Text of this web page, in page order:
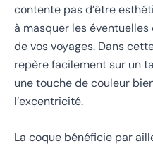
contente pas d’être
à masquer les
de vos voyages. Dans
repère facilement sur un
une touche de couleur
l’excentricité.
La coque bénéficie par